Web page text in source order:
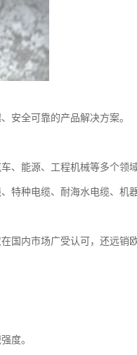
安全可靠的产品解决方案。
、能源、工程机械等多个领域
特种电缆、耐海水电缆、机
国内市场广受认可，还远销
度。